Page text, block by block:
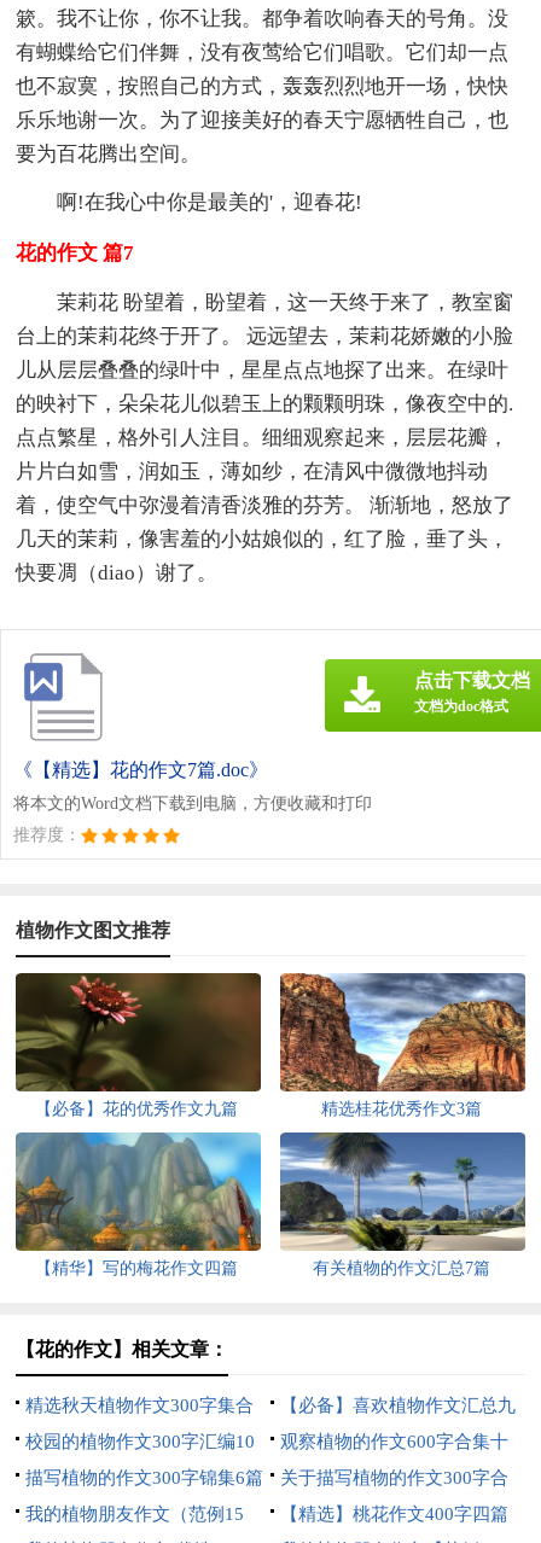
簌。我不让你，你不让我。都争着吹响春天的号角。没
有蝴蝶给它们伴舞，没有夜莺给它们唱歌。它们却一点
也不寂寞，按照自己的方式，轰轰烈烈地开一场，快快
乐乐地谢一次。为了迎接美好的春天宁愿牺牲自己，也
要为百花腾出空间。
啊!在我心中你是最美的'，迎春花!
花的作文 篇7
茉莉花 盼望着，盼望着，这一天终于来了，教室窗
台上的茉莉花终于开了。 远远望去，茉莉花娇嫩的小脸
儿从层层叠叠的绿叶中，星星点点地探了出来。在绿叶
的映衬下，朵朵花儿似碧玉上的颗颗明珠，像夜空中的.
点点繁星，格外引人注目。细细观察起来，层层花瓣，
片片白如雪，润如玉，薄如纱，在清风中微微地抖动
着，使空气中弥漫着清香淡雅的芬芳。 渐渐地，怒放了
几天的茉莉，像害羞的小姑娘似的，红了脸，垂了头，
快要凋（diao）谢了。
《【精选】花的作文7篇.doc》
将本文的Word文档下载到电脑，方便收藏和打印
推荐度：
点击下载文档
文档为doc格式
植物作文图文推荐
【必备】花的优秀作文九篇 精选桂花优秀作文3篇
【精华】写的梅花作文四篇 有关植物的作文汇总7篇
【花的作文】相关文章：
精选秋天植物作文300字集合
九篇
【必备】喜欢植物作文汇总九
篇
校园的植物作文300字汇编10
篇
观察植物的作文600字合集十
篇
描写植物的作文300字锦集6篇
关于描写植物的作文300字合
集九篇
我的植物朋友作文（范例15
【精选】桃花作文400字四篇